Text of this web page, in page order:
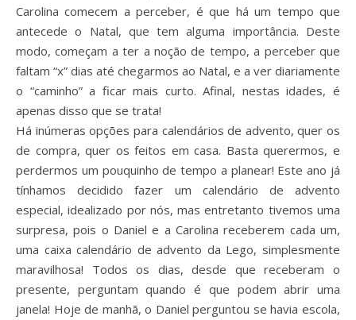
Carolina comecem a perceber, é que há um tempo que
antecede o Natal, que tem alguma importância. Deste
modo, começam a ter a noção de tempo, a perceber que
faltam “x” dias até chegarmos ao Natal, e a ver diariamente
o “caminho” a ficar mais curto. Afinal, nestas idades, é
apenas disso que se trata!
Há inúmeras opções para calendários de advento, quer os
de compra, quer os feitos em casa. Basta querermos, e
perdermos um pouquinho de tempo a planear! Este ano já
tínhamos decidido fazer um calendário de advento
especial, idealizado por nós, mas entretanto tivemos uma
surpresa, pois o Daniel e a Carolina receberem cada um,
uma caixa calendário de advento da Lego, simplesmente
maravilhosa! Todos os dias, desde que receberam o
presente, perguntam quando é que podem abrir uma
janela! Hoje de manhã, o Daniel perguntou se havia escola,